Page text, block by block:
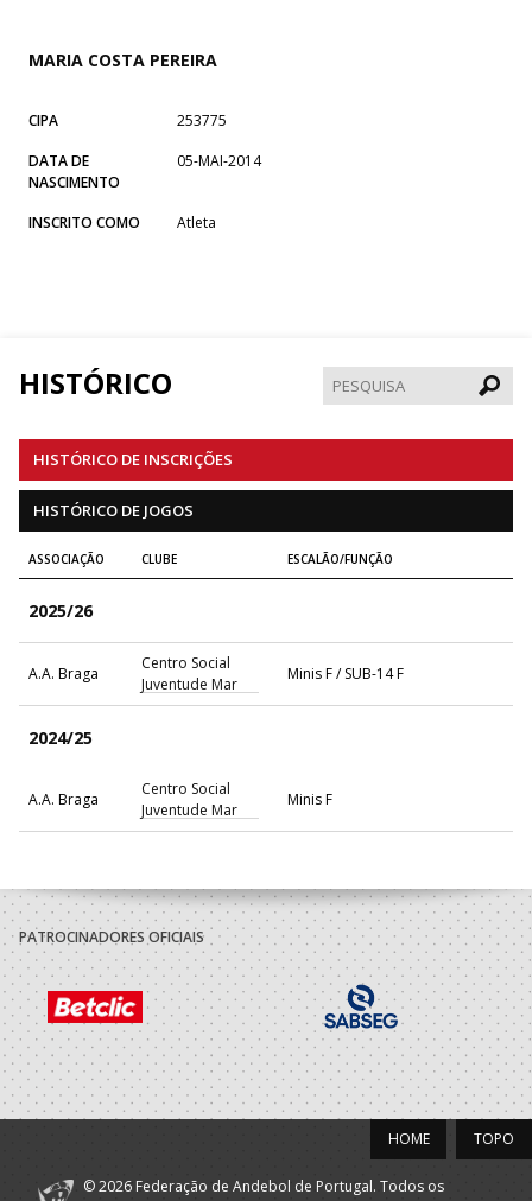
MARIA COSTA PEREIRA
CIPA
253775
DATA DE
NASCIMENTO
05-MAI-2014
INSCRITO COMO Atleta
HISTÓRICO
HISTÓRICO DE INSCRIÇÕES
HISTÓRICO DE JOGOS
ASSOCIAÇÃO CLUBE ESCALÃO/FUNÇÃO
2025/26
A.A. Braga
Centro Social
Juventude Mar
Minis F / SUB-14 F
2024/25
A.A. Braga
Centro Social
Juventude Mar
Minis F
PATROCINADORES OFICIAIS
TOPO
HOME
© 2026 Federação de Andebol de Portugal. Todos os